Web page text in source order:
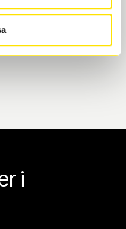
du datum och tid för
en säker körning.
i